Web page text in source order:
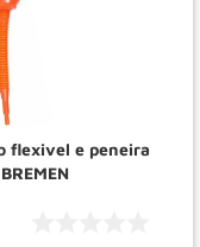
flexivel e peneira